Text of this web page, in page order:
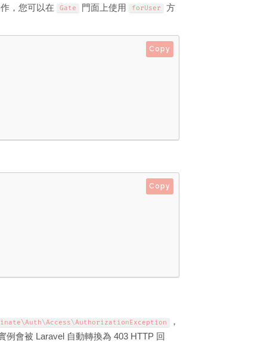
，您可以在 Gate 門面上使用 forUser
方
Copy
Copy
Auth\Access\AuthorizationException
，
例會被 Laravel 自動轉換為 403 HTTP 回